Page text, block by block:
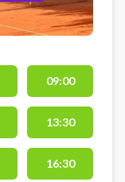
09:00
13:30
16:30